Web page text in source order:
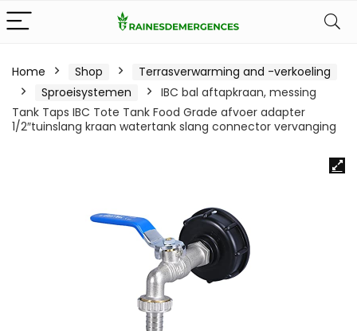
Home Shop
Terrasverwarming and -verkoeling
Sproeisystemen
IBC bal aftapkraan, messing
Tank Taps IBC Tote Tank Food Grade afvoer adapter
1/2″tuinslang kraan watertank slang connector vervanging